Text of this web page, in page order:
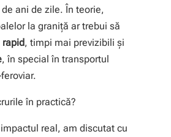
ani de zile. În teorie,
la graniță ar trebui să
, timpi mai previzibili și
, în special în transportul
în practică?
real, am discutat cu